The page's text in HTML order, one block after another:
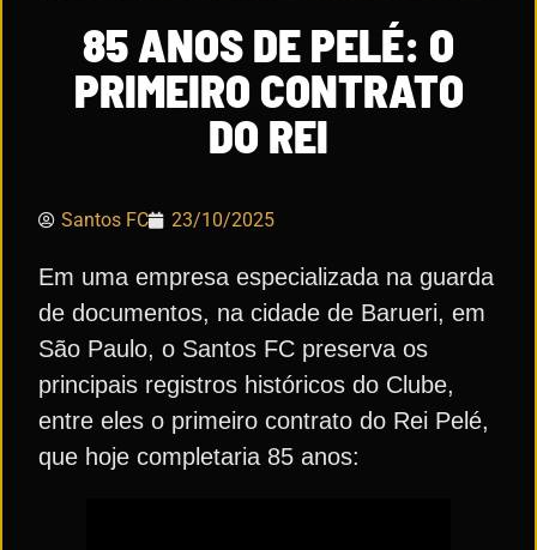
85 ANOS DE PELÉ: O
PRIMEIRO CONTRATO
DO REI
Santos FC 23/10/2025
Em uma empresa especializada na guarda
de documentos, na cidade de Barueri, em
São Paulo, o Santos FC preserva os
principais registros históricos do Clube,
entre eles o primeiro contrato do Rei Pelé,
que hoje completaria 85 anos: